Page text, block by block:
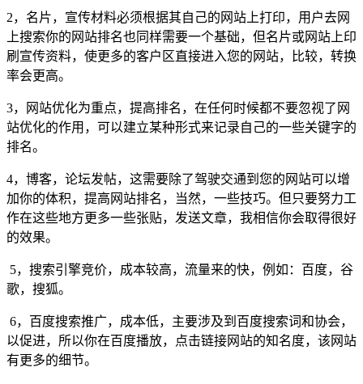
2，名片，宣传材料必须根据其自己的网站上打印，用户去网
上搜索你的网站排名也同样需要一个基础，但名片或网站上印
刷宣传资料，使更多的客户区直接进入您的网站，比较，转换
率会更高。
3，网站优化为重点，提高排名，在任何时候都不要忽视了网
站优化的作用，可以建立某种形式来记录自己的一些关键字的
排名。
4，博客，论坛发帖，这需要除了驾驶交通到您的网站可以增
加你的体积，提高网站排名，当然，一些技巧。但只要努力工
作在这些地方更多一些张贴，发送文章，我相信你会取得很好
的效果。
5，搜索引擎竞价，成本较高，流量来的快，例如：百度，谷
歌，搜狐。
6，百度搜索推广，成本低，主要涉及到百度搜索词和协会，
以促进，所以你在百度播放，点击链接网站的知名度，该网站
有更多的细节。